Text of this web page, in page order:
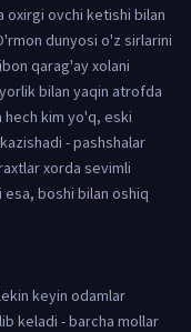
oxirgi ovchi ketishi bilan
dunyosi o'z sirlarini
qarag'ay xolani
bilan yaqin atrofda
kim yo'q, eski
- pashshalar
xorda sevimli
boshi bilan oshiq
keyin odamlar
keladi - barcha mollar